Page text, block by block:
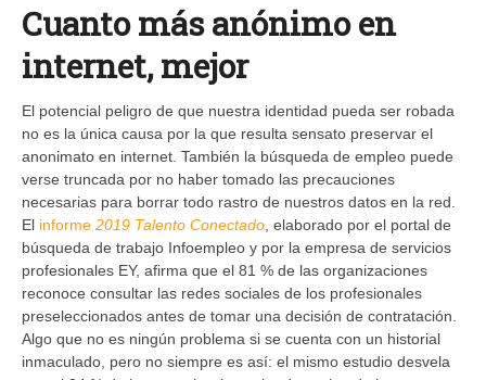
Cuanto más anónimo en
internet, mejor
El potencial peligro de que nuestra identidad pueda ser robada
no es la única causa por la que resulta sensato preservar el
anonimato en internet. También la búsqueda de empleo puede
verse truncada por no haber tomado las precauciones
necesarias para borrar todo rastro de nuestros datos en la red.
El informe 2019 Talento Conectado , elaborado por el portal de
búsqueda de trabajo Infoempleo y por la empresa de servicios
profesionales EY, afirma que el 81 % de las organizaciones
reconoce consultar las redes sociales de los profesionales
preseleccionados antes de tomar una decisión de contratación.
Algo que no es ningún problema si se cuenta con un historial
inmaculado, pero no siempre es así: el mismo estudio desvela